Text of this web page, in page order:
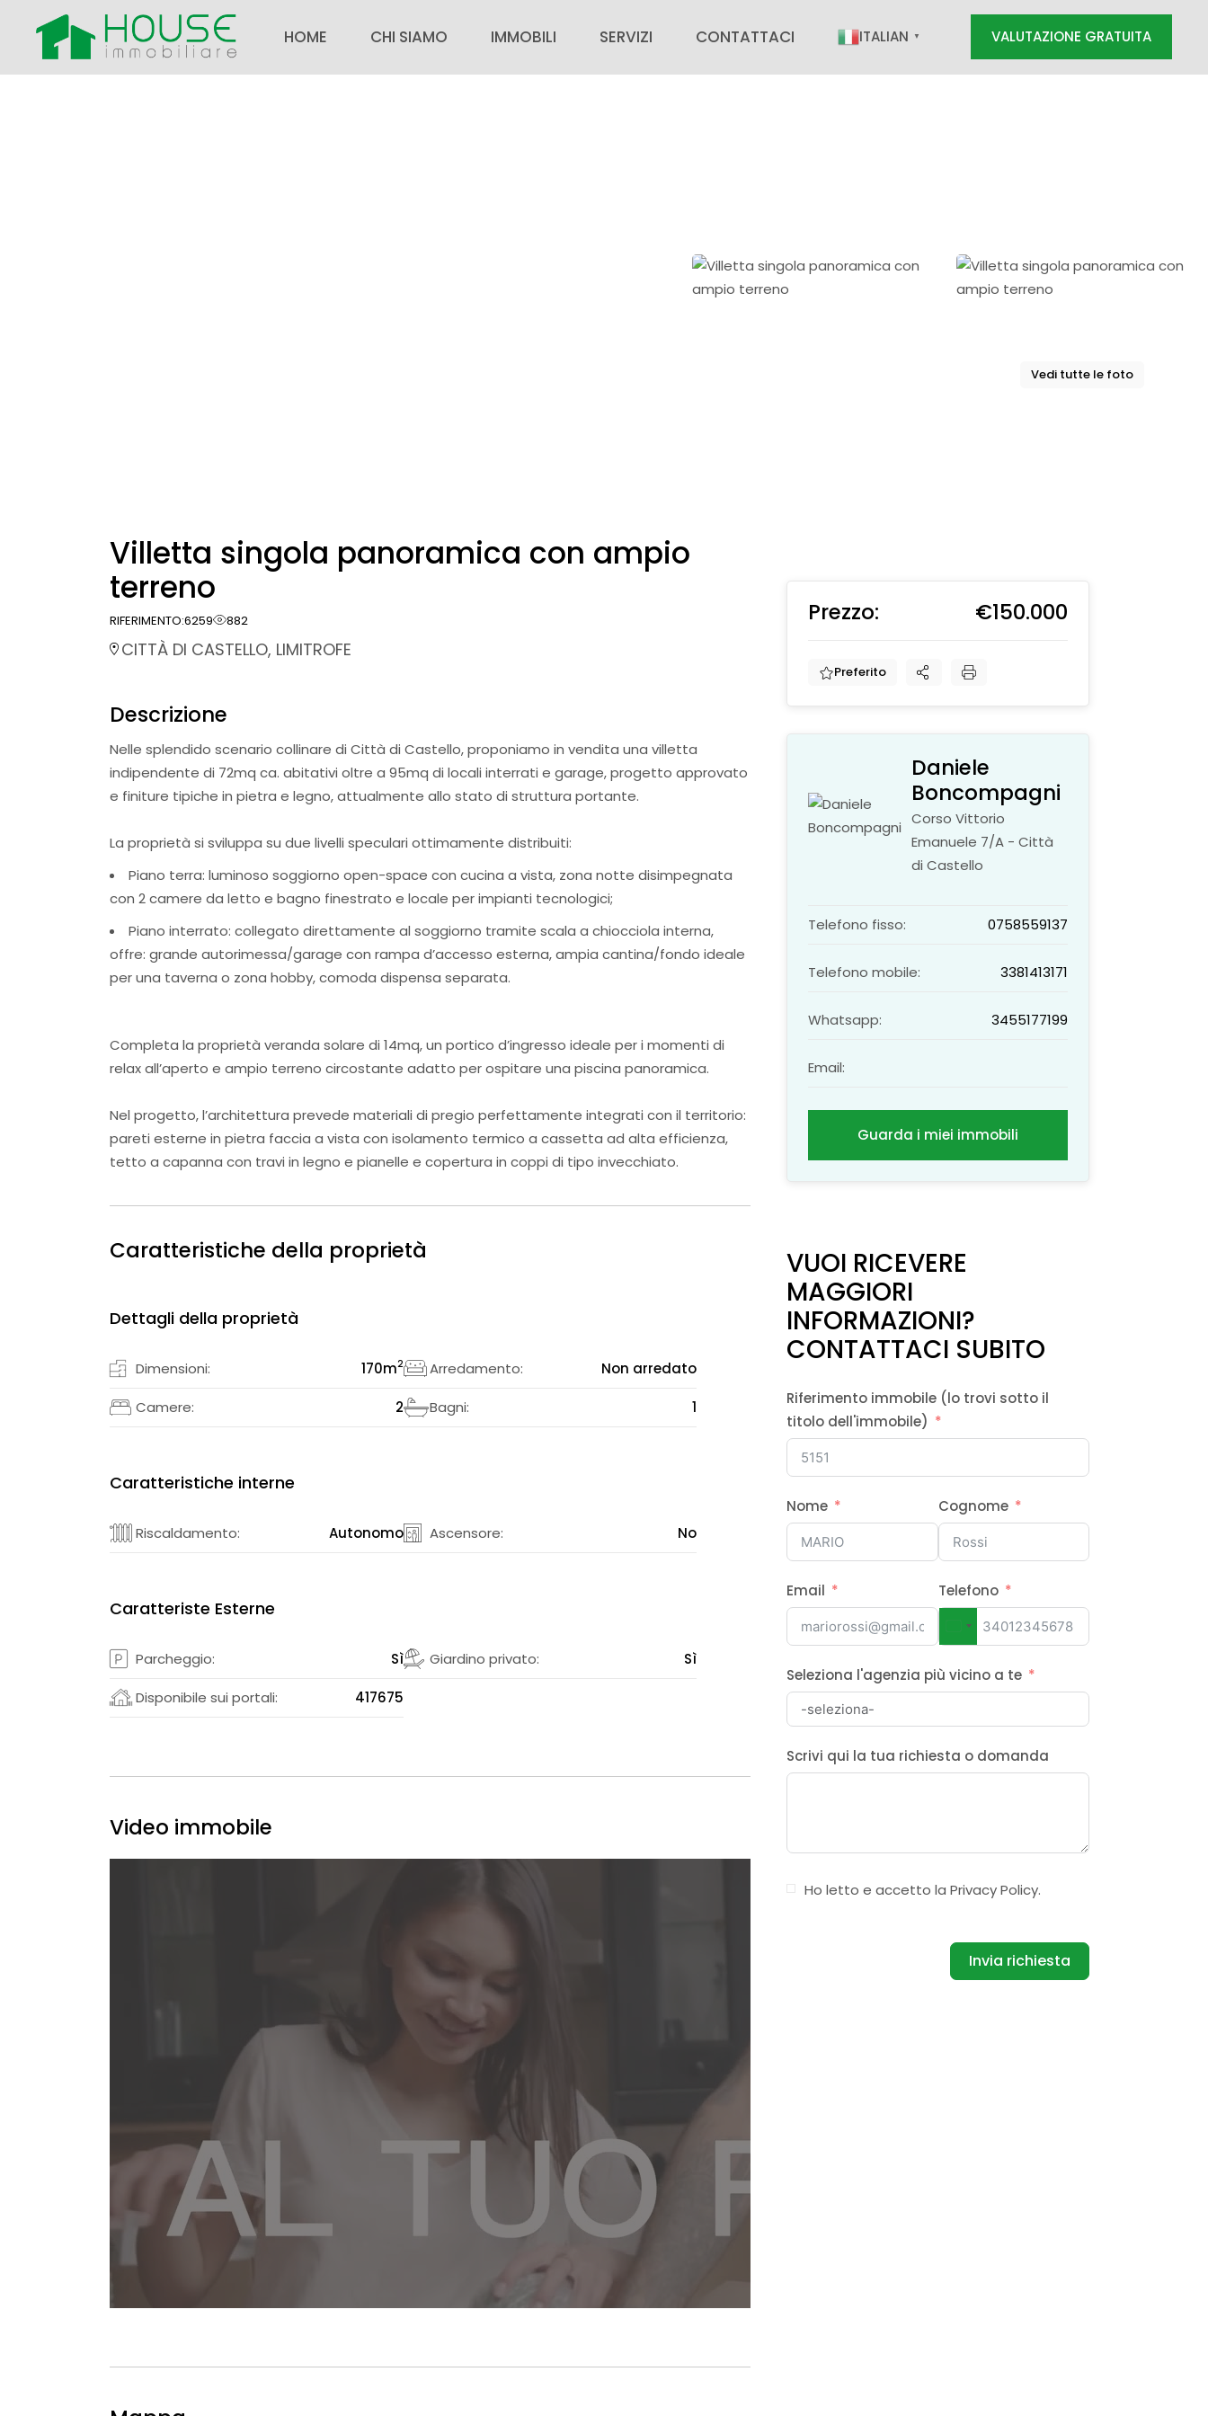
HOME CHI SIAMO IMMOBILI SERVIZI CONTATTACI ITALIAN ▼ VALUTAZIONE GRATUITA
Vedi tutte le foto
Villetta singola panoramica con ampio
terreno
RIFERIMENTO:6259 882
CITTÀ DI CASTELLO, LIMITROFE
Descrizione
Nelle splendido scenario collinare di Città di Castello, proponiamo in vendita una villetta
indipendente di 72mq ca. abitativi oltre a 95mq di locali interrati e garage, progetto approvato
e finiture tipiche in pietra e legno, attualmente allo stato di struttura portante.
La proprietà si sviluppa su due livelli speculari ottimamente distribuiti:
Piano terra: luminoso soggiorno open-space con cucina a vista, zona notte disimpegnata
con 2 camere da letto e bagno finestrato e locale per impianti tecnologici;
Piano interrato: collegato direttamente al soggiorno tramite scala a chiocciola interna,
offre: grande autorimessa/garage con rampa d’accesso esterna, ampia cantina/fondo ideale
per una taverna o zona hobby, comoda dispensa separata.
Completa la proprietà veranda solare di 14mq, un portico d’ingresso ideale per i momenti di
relax all’aperto e ampio terreno circostante adatto per ospitare una piscina panoramica.
Nel progetto, l’architettura prevede materiali di pregio perfettamente integrati con il territorio:
pareti esterne in pietra faccia a vista con isolamento termico a cassetta ad alta efficienza,
tetto a capanna con travi in legno e pianelle e copertura in coppi di tipo invecchiato.
Caratteristiche della proprietà
Dettagli della proprietà
Dimensioni: 170m2 Arredamento: Non arredato
Camere: 2 Bagni: 1
Caratteristiche interne
Riscaldamento: Autonomo Ascensore: No
Caratteriste Esterne
Parcheggio: Sì Giardino privato: Sì
Disponibile sui portali: 417675
Video immobile
Prezzo: €150.000
Preferito
Daniele
Boncompagni
Corso Vittorio
Emanuele 7/A - Città
di Castello
Telefono fisso: 0758559137
Telefono mobile: 3381413171
Whatsapp: 3455177199
Email:
Guarda i miei immobili
VUOI RICEVERE
MAGGIORI
INFORMAZIONI?
CONTATTACI SUBITO
Riferimento immobile (lo trovi sotto il
titolo dell'immobile)
Nome Cognome
Email Telefono
Italy
Seleziona l'agenzia più vicino a te
Scrivi qui la tua richiesta o domanda
Ho letto e accetto laPrivacy Policy.
Invia richiesta